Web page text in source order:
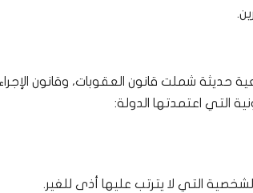
حديثة شملت قانون العقوبات، وقانون
التي اعتمدتها الدولة:
التي لا يترتب عليها أذى للغير.